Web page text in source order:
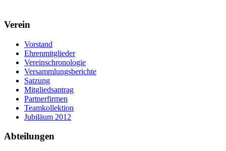
Verein
Vorstand
Ehrenmitglieder
Vereinschronologie
Versammlungsberichte
Satzung
Mitgliedsantrag
Partnerfirmen
Teamkollektion
Jubiläum 2012
Abteilungen